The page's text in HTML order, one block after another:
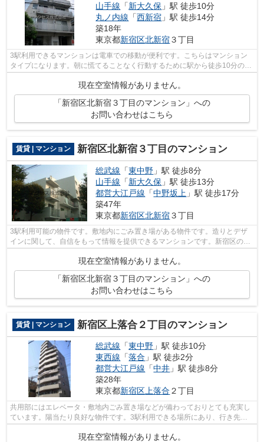
山手線 「新大久保 」駅 徒歩10分
丸ノ内線 「西新宿 」駅 徒歩14分
築18年
東京都新宿区北新宿３丁目
3駅利用できるマンションは電車での移動が便利です。こちらはマンション
タイプになります。朝に慌てることなく行動するために駅から徒歩10分の駅
現在空室情報がありません。
「新宿区北新宿３丁目のマンション」への
お問い合わせはこちら
賃貸 | マンション 新宿区北新宿３丁目のマンション
総武線 「東中野 」駅 徒歩8分
山手線 「新大久保 」駅 徒歩13分
都営大江戸線 「中野坂上 」駅 徒歩17分
築47年
東京都新宿区北新宿３丁目
3駅利用可能の物件です。敷地内にごみ置き場がある物件です。造りとデザ
インに関して、自信をもって情報を提供できるマンションです。新宿区の総
現在空室情報がありません。
「新宿区北新宿３丁目のマンション」への
お問い合わせはこちら
賃貸 | マンション 新宿区上落合２丁目のマンション
総武線 「東中野 」駅 徒歩10分
東西線 「落合 」駅 徒歩2分
都営大江戸線 「中井 」駅 徒歩8分
築28年
東京都新宿区上落合 ２丁目
共用部にはエレベータ・敷地内ごみ置き場などが備わっておりとても充実し
ています。陽当たり良好な物件です。3駅利用できる場所にあり、行き先に
現在空室情報がありません。